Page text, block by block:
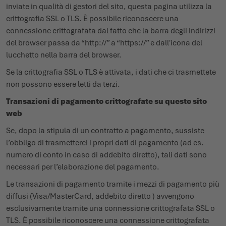
inviate in qualità di gestori del sito, questa pagina utilizza la
crittografia SSL o TLS. È possibile riconoscere una
connessione crittografata dal fatto che la barra degli indirizzi
del browser passa da “http://” a “https://” e dall'icona del
lucchetto nella barra del browser.
Se la crittografia SSL o TLS è attivata, i dati che ci trasmettete
non possono essere letti da terzi.
Transazioni di pagamento crittografate su questo sito
web
Se, dopo la stipula di un contratto a pagamento, sussiste
l’obbligo di trasmetterci i propri dati di pagamento (ad es.
numero di conto in caso di addebito diretto), tali dati sono
necessari per l’elaborazione del pagamento.
Le transazioni di pagamento tramite i mezzi di pagamento più
diffusi (Visa/MasterCard, addebito diretto ) avvengono
esclusivamente tramite una connessione crittografata SSL o
TLS. È possibile riconoscere una connessione crittografata